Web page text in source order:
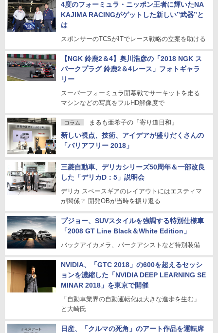
4度のフォーミュラ・ニッポン王者に輝いたNA
KAJIMA RACINGがゲットした新しい”武器”と
は
スポンサーのTCSがITでレース戦略の立案を助ける
【NGK 鈴鹿2＆4】奥川浩彦の「2018 NGK ス
パークプラグ 鈴鹿2＆4レース」フォトギャラ
リー
スーパーフォーミュラ開幕戦でサーキットを走る
マシンなどの写真をフルHD解像度で
コラム まるも亜希子の「寄り道日和」
新しい視点、技術、アイデアが盛りだくさんの
「バリアフリー 2018」
三菱自動車、デリカシリーズ50周年＆一部改良
した「デリカD：5」説明会
デリカ スペースギアのレイアウトにはエスティマ
が関係？ 開発OBが当時を振り返る
プジョー、SUVスタイルを強調する特別仕様車
「2008 GT Line Black＆White Edition」
バックアイカメラ、パークアシストなど特別装備
NVIDIA、「GTC 2018」の600を超えるセッシ
ョンを濃縮した「NVIDIA DEEP LEARNING SE
MINAR 2018」を東京で開催
「自動車業界の自動運転化は大きな進歩を生む」
と大崎氏
日産、「クルマの死角」のアート作品を運転席